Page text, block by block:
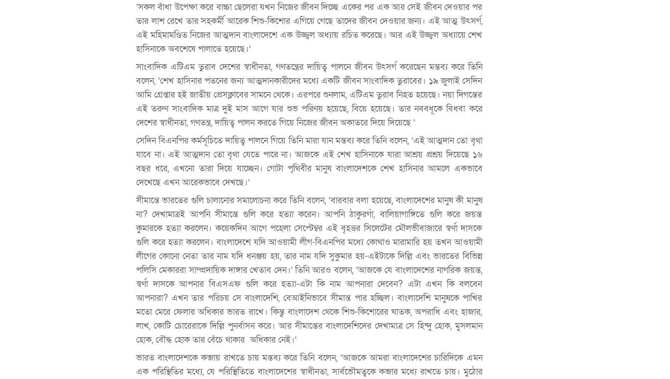
‘সকল বাঁধা উপেক্ষা করে বাচ্চা ছেলেরা যখন নিজের জীবন দিচ্ছে একের পর এক আর সেই জীবন দেওয়ার পর
তার লাশ রেখে তার সহকর্মী আরেক শিশু-কিশোর এগিয়ে গেছে তাদের জীবন দেওয়ার জন্য। এই আত্ম উৎসর্গ,
এই মহিমামণ্ডিত নিজের আত্মদান বাংলাদেশে এক উজ্জ্বল অধ্যায় রচিত করেছে। আর এই উজ্জ্বল অধ্যায়ে শেখ
হাসিনাকে অবশেষে পালাতে হয়েছে।’
সাংবাদিক এটিএম তুরাব দেশের স্বাধীনতা, গণতন্ত্রের দায়িত্ব পালনে জীবন উৎসর্গ করেছেন মন্তব্য করে তিনি
বলেন, ‘শেখ হাসিনার পতনের জন্য আত্মদানকারীদের মধ্যে একটি জীবন সাংবাদিক তুরাবের। ১৯ জুলাই সেদিন
আমি গ্রেপ্তার হই জাতীয় প্রেসক্লাবের সামনে থেকে। এরপরে শুনলাম, এটিএম তুরাব নিহত হয়েছে। নয়া দিগন্তের
এই তরুণ সাংবাদিক মাত্র দুই মাস আগে যার শুভ পরিণয় হয়েছে, বিয়ে হয়েছে। তার নববধূকে বিধবা করে
দেশের স্বাধীনতা, গণতন্ত্র, দায়িত্ব পালন করতে গিয়ে নিজের জীবন অকাতরে দিয়ে দিয়েছে ‘
সেদিন বিএনপির কর্মসূচিতে দায়িত্ব পালনে গিয়ে তিনি মারা যান মন্তব্য করে তিনি বলেন, ‘এই আত্মদান তো বৃথা
যাবে না। এই আত্মদান তো বৃথা যেতে পারে না। আজকে এই শেখ হাসিনাকে যারা আশ্রয় প্রশ্রয় দিয়েছে ১৬
বছর ধরে, এখনো তারা দিয়ে যাচ্ছেন। গোটা পৃথিবীর মানুষ বাংলাদেশকে শেখ হাসিনার আমলে একভাবে
দেখেছে এখন আরেকভাবে দেখছে।’
সীমান্তে ভারতের গুলি চালানোর সমালোচনা করে তিনি বলেন, ‘বারবার বলা হয়েছে, বাংলাদেশের মানুষ কী মানুষ
না? দেখামাত্রই আপনি সীমান্তে গুলি করে হত্যা করেন। আপনি ঠাকুরগাঁ, বালিয়াগাঙ্গিতে গুলি করে জয়ন্ত
কুমারকে হত্যা করলেন। কয়েকদিন আগে পহেলা সেপ্টেম্বর এই বৃহত্তর সিলেটের মৌলভীবাজারে স্বর্ণা দাসকে
গুলি করে হত্যা করলেন। বাংলাদেশে যদি আওয়ামী লীগ-বিএনপির মধ্যে কোথাও মারামারি হয় তখন আওয়ামী
লীগের কোনো নেতা তার নাম যদি ধনঞ্জয় হয়, তার নাম যদি সুকুমার হয়-এইটাকে দিল্লি এবং ভারতের বিভিন্ন
পলিসি মেকাররা সাম্প্রদায়িক দাঙ্গার খেতাব দেন।’ তিনি আরও বলেন, ‘আজকে যে বাংলাদেশের নাগরিক জয়ন্ত,
স্বর্ণা দাসকে আপনার বিএসএফ গুলি করে হত্যা-এটা কি নাম আপনারা দেবেন? এটা এখন কি বলবেন
আপনারা? এখন তার পরিচয় সে বাংলাদেশি, বেআইনিভাবে সীমান্ত পার হচ্ছিল। বাংলাদেশি মানুষকে পাখির
মতো মেরে ফেলার অধিকার ভারত রাখে। কিন্তু বাংলাদেশ থেকে শিশু-কিশোরের ঘাতক, অপরাধি এবং হাজার,
লাখ, কোটি চোরেরাকে দিল্লি পুনর্বাসন করে। আর সীমান্তের বাংলাদেশিদের দেখামাত্র সে হিন্দু হোক, মুসলমান
হোক, বৌদ্ধ হোক তার বেঁচে থাকার অধিকার নেই।’
ভারত বাংলাদেশকে কব্জায় রাখতে চায় মন্তব্য করে তিনি বলেন, ‘আজকে আমরা বাংলাদেশের চারিদিকে এমন
এক পরিস্থিতির মধ্যে, যে পরিস্থিতিতে বাংলাদেশের স্বাধীনতা, সার্বভৌমত্বকে কব্জার মধ্যে রাখতে চায়। মুঠোর